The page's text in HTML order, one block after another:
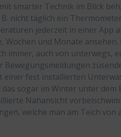
smarter Technik im Blick
nicht täglich ein
jederzeit in einer App
und Monate
immer, auch von unterwegs,
Bewegungsmeldungen
einer fest installierten
sogar im Winter unter dem
Nahansicht
welche man am Teich